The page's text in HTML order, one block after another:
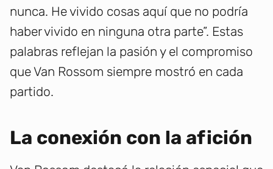
nunca. He vivido cosas aquí que no podría
haber vivido en ninguna otra parte”. Estas
palabras reflejan la pasión y el compromiso
que Van Rossom siempre mostró en cada
partido.
La conexión con la afición